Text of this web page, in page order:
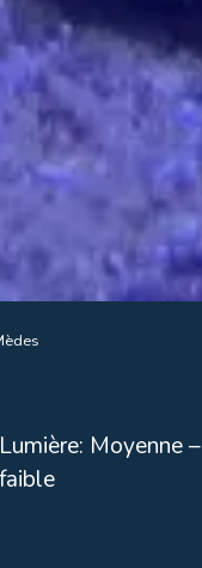
Lumière: Moyenne –
faible